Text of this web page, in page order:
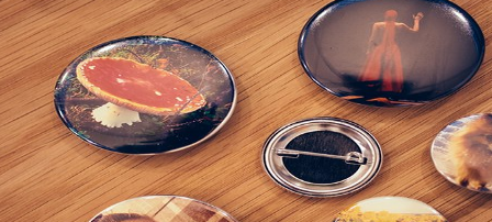
Ваш город:
Ваш регион доставки
Выберите из списка: